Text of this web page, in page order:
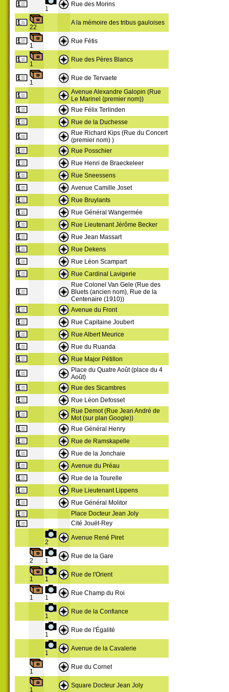
1
Rue des Morins
22
A la mémoire des tribus gauloises
1
Rue Fétis
1
Rue des Pères Blancs
1
Rue de Tervaete
Avenue Alexandre Galopin (Rue
Le Marinel (premier nom))
Rue Félix Terlinden
Rue de la Duchesse
Rue Richard Kips (Rue du Concert
(premier nom) )
Rue Posschier
Rue Henri de Braeckeleer
Rue Sneessens
Avenue Camille Joset
Rue Bruylants
Rue Général Wangermée
Rue Lieutenant Jérôme Becker
Rue Jean Massart
Rue Dekens
Rue Léon Scampart
Rue Cardinal Lavigerie
Rue Colonel Van Gele (Rue des
Bluets (ancien nom), Rue de la
Centenaire (1910))
Avenue du Front
Rue Capitaine Joubert
Rue Albert Meurice
Rue du Ruanda
Rue Major Pétillon
Place du Quatre Août (place du 4
Août)
Rue des Sicambres
Rue Léon Defosset
Rue Demot (Rue Jean André de
Mot (sur plan Google))
Rue Général Henry
Rue de Ramskapelle
Rue de la Jonchaie
Avenue du Préau
Rue de la Tourelle
Rue Lieutenant Lippens
Rue Général Molitor
Place Docteur Jean Joly
Cité Jouët-Rey
2
Avenue René Piret
2 1
Rue de la Gare
1 1
Rue de l'Orient
1 1
Rue Champ du Roi
1
Rue de la Confiance
1
Rue de l'Égalité
1
Avenue de la Cavalerie
1
Rue du Cornet
1
Square Docteur Jean Joly